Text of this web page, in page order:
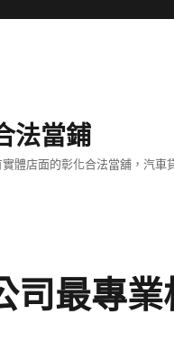
法當鋪
體店面的彰化合法當舖，汽
司最專